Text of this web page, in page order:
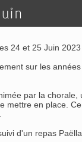
24 et 25 Juin 2023
sur les
par la
mettre en place.
d'un repas Paëlla.